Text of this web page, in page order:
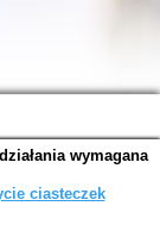
wymagana
ciasteczek